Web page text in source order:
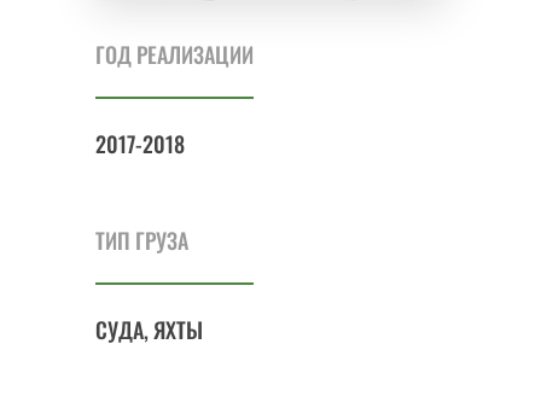
ГОД РЕАЛИЗАЦИИ
2017-2018
ТИП ГРУЗА
СУДА, ЯХТЫ